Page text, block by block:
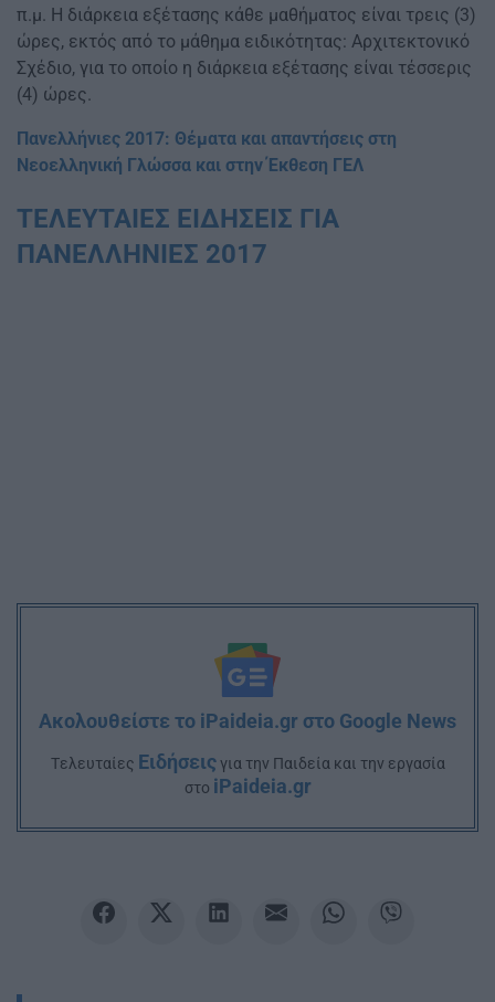
π.μ. Η διάρκεια εξέτασης κάθε μαθήματος είναι τρεις (3)
ώρες, εκτός από το μάθημα ειδικότητας: Αρχιτεκτονικό
Σχέδιο, για το οποίο η διάρκεια εξέτασης είναι τέσσερις
(4) ώρες.
Πανελλήνιες 2017: Θέματα και απαντήσεις στη
Νεοελληνική Γλώσσα και στην Έκθεση ΓΕΛ
ΤΕΛΕΥΤΑΙΕΣ ΕΙΔΗΣΕΙΣ ΓΙΑ
ΠΑΝΕΛΛΗΝΙΕΣ 2017
Ακολουθείστε το iPaideia.gr στο Google News
Tελευταίες Ειδήσειςγια την Παιδεία και την εργασία
στο iPaideia.gr